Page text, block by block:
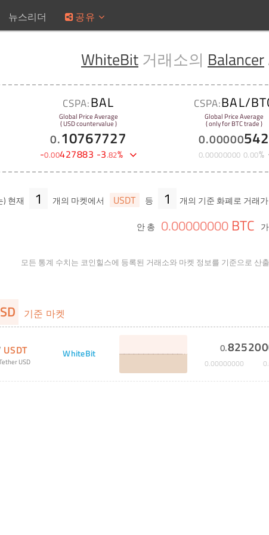
뉴스리더 공유
WhiteBit 거래소의 Balancer
CSPA:BAL
Global Price Average
( USD countervalue )
0.10767727
-0.00427883 -3.82%
CSPA:BAL/
Global Price Average
( only for BTC trade )
0.00000542
0.00000000 0.00%
) 현재 1 개의 마켓에서 USDT 등 1 개의 기준 화폐로 거래
안 총 0.00000000 BTC
모든 통계 수치는 코인힐스에 등록된 거래소와 마켓 정보를 기준으로 산
기준 마켓
USDT
USD
WhiteBit 0.
0.00000000 0.